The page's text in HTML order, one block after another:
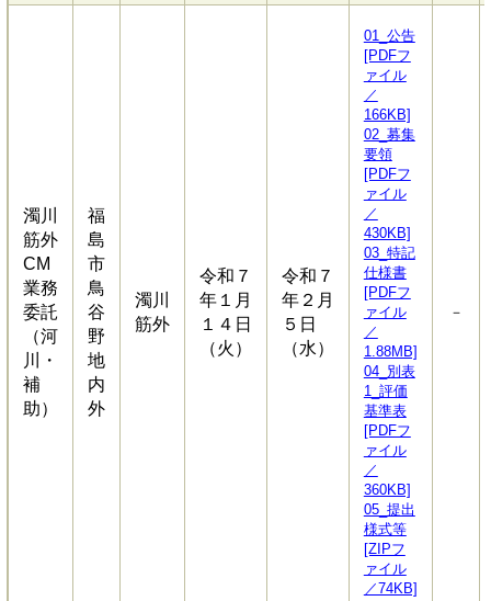
濁川
筋外
CM
業務
委託
（河
川・
補
助）
福
島
市
鳥
谷
野
地
内
外
濁川
筋外
令和７
年１月
１４日
（火）
令和７
年２月
５日
（水）
01_公告
[PDFフ
ァイル
／
166KB]
02_募集
要領
[PDFフ
ァイル
／
430KB]
03_特記
仕様書
[PDFフ
ァイル
／
1.88MB]
04_別表
1_評価
基準表
[PDFフ
ァイル
／
360KB]
05_提出
様式等
[ZIPフ
ァイル
／74KB]
－